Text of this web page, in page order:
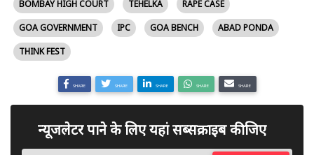
BOMBAY HIGH COURT TEHELKA
RAPE CASE
GOA GOVERNMENT
IPC GOA BENCH
ABAD PONDA
THINK FEST
SHARE SHARE SHARE SHARE SHARE
न्यूजलेटर पाने के लिए यहां सब्सक्राइब कीजिए